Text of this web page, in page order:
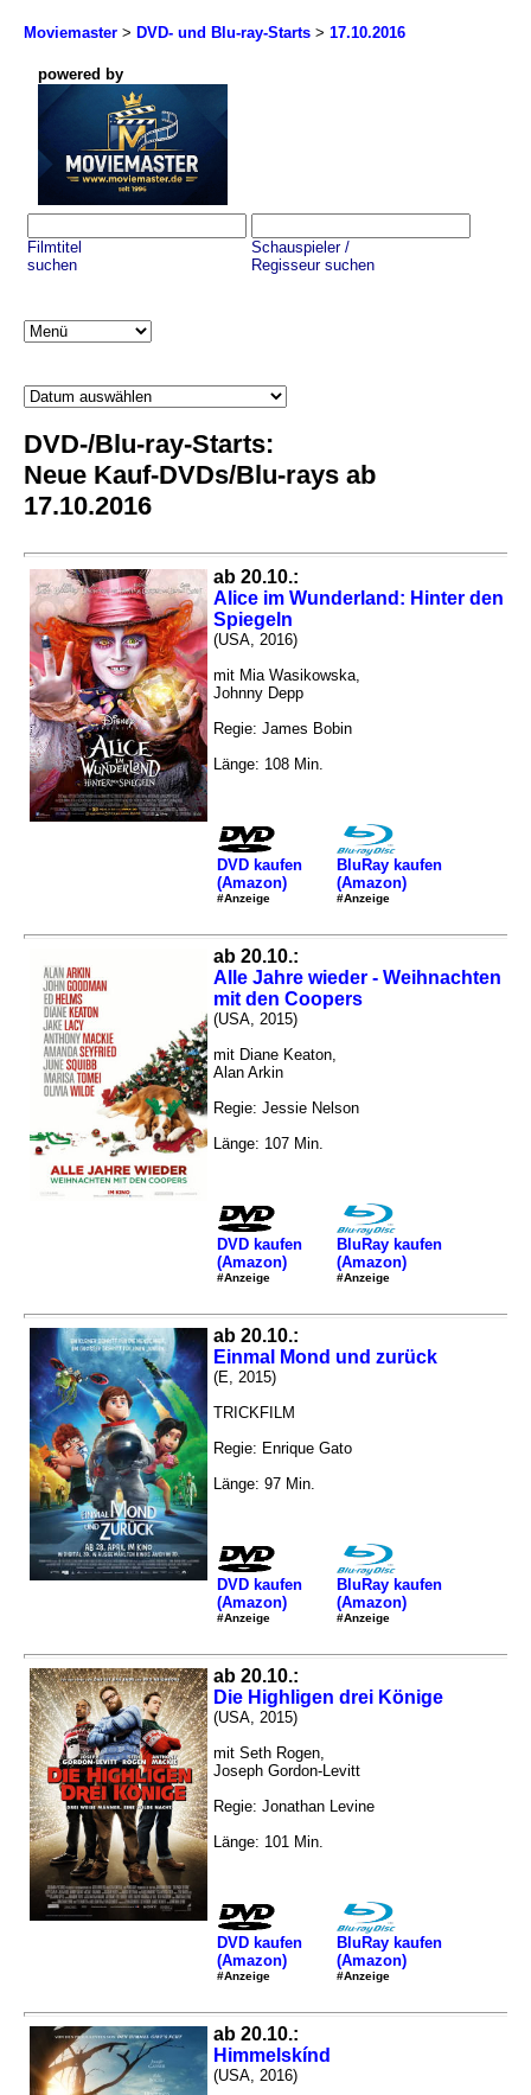
Moviemaster > DVD- und Blu-ray-Starts > 17.10.2016
powered by
Filmtitel
suchen
Schauspieler /
Regisseur suchen
DVD-/Blu-ray-Starts:
Neue Kauf-DVDs/Blu-rays ab
17.10.2016
ab 20.10.:
Alice im Wunderland: Hinter den
Spiegeln
(USA, 2016)
mit Mia Wasikowska,
Johnny Depp
Regie: James Bobin
Länge: 108 Min.
DVD kaufen
(Amazon)
#Anzeige
BluRay kaufen
(Amazon)
#Anzeige
ab 20.10.:
Alle Jahre wieder - Weihnachten
mit den Coopers
(USA, 2015)
mit Diane Keaton,
Alan Arkin
Regie: Jessie Nelson
Länge: 107 Min.
DVD kaufen
(Amazon)
#Anzeige
BluRay kaufen
(Amazon)
#Anzeige
ab 20.10.:
Einmal Mond und zurück
(E, 2015)
TRICKFILM
Regie: Enrique Gato
Länge: 97 Min.
DVD kaufen
(Amazon)
#Anzeige
BluRay kaufen
(Amazon)
#Anzeige
ab 20.10.:
Die Highligen drei Könige
(USA, 2015)
mit Seth Rogen,
Joseph Gordon-Levitt
Regie: Jonathan Levine
Länge: 101 Min.
DVD kaufen
(Amazon)
#Anzeige
BluRay kaufen
(Amazon)
#Anzeige
ab 20.10.:
Himmelskínd
(USA, 2016)